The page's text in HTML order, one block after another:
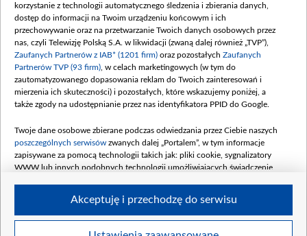
korzystanie z technologii automatycznego śledzenia i zbierania danych,
dostęp do informacji na Twoim urządzeniu końcowym i ich
przechowywanie oraz na przetwarzanie Twoich danych osobowych przez
nas, czyli Telewizję Polską S.A. w likwidacji (zwaną dalej również „TVP”),
Zaufanych Partnerów z IAB* (1201 firm) oraz pozostałych Zaufanych
Partnerów TVP (93 firm) , w celach marketingowych (w tym do
zautomatyzowanego dopasowania reklam do Twoich zainteresowań i
mierzenia ich skuteczności) i pozostałych, które wskazujemy poniżej, a
także zgody na udostępnianie przez nas identyfikatora PPID do Google.
Twoje dane osobowe zbierane podczas odwiedzania przez Ciebie naszych
poszczególnych serwisów zwanych dalej „Portalem”, w tym informacje
zapisywane za pomocą technologii takich jak: pliki cookie, sygnalizatory
WWW lub innych podobnych technologii umożliwiających świadczenie
Twoje dane osobowe zbierane podczas odwiedzania przez Ciebie
Akceptuję i przechodzę do serwisu